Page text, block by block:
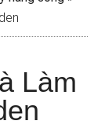
Làm